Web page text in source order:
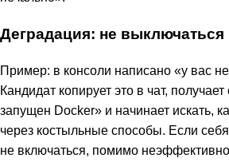
Деградация: не выключаться
Пример: в консоли написано «у вас
Кандидат копирует это в чат,
запущен Docker» и начинает искать,
через костыльные способы. Если
не включаться, помимо